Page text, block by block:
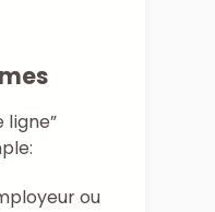
ligne”
ou